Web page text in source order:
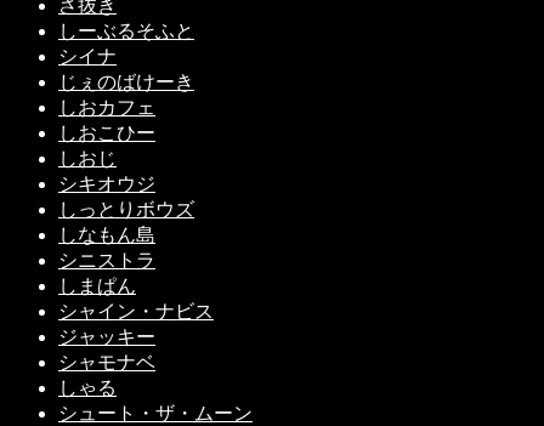
さ抜き
しーぶるそふと
シイナ
じぇのばけーき
しおカフェ
しおこひー
しおじ
シキオウジ
しっとりボウズ
しなもん島
シニストラ
しまぱん
シャイン・ナビス
ジャッキー
シャモナベ
しゃる
シュート・ザ・ムーン